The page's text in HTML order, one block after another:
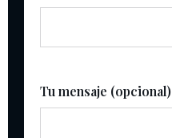
Tu mensaje (opcional)